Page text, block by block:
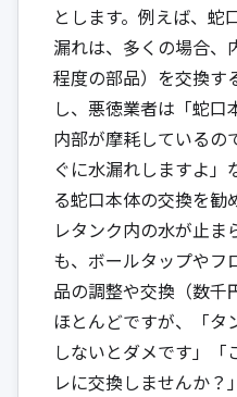
とします。例えば、蛇
漏れは、多くの場合、
程度の部品）を交換す
し、悪徳業者は「蛇口
内部が摩耗しているの
ぐに水漏れしますよ」
る蛇口本体の交換を勧
レタンク内の水が止ま
も、ボールタップやフ
品の調整や交換（数千
ほとんどですが、「タ
しないとダメです」「
レに交換しませんか？